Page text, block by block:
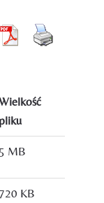
5 MB
KB